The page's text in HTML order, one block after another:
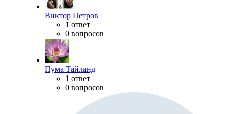
Виктор Петров
1 ответ
0 вопросов
Пума Тайланд
1 ответ
0 вопросов